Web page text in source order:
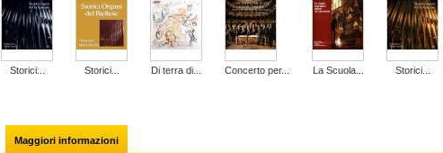
Storici... Storici... Di terra di... Concerto per... La Scuola... Storici...
Maggiori informazioni